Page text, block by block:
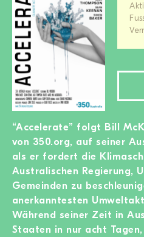
“Accelerate” folgt Bill
von 350.org, auf seiner
als er fordert die
Australischen Regierung,
Gemeinden zu
anerkanntesten
Während seiner Zeit in
Staaten in nur acht
MITGLIED WERDEN
SPENDEN
Wissen + Handeln
Newsletter
Partner:innen
Schulen
Medien
Login